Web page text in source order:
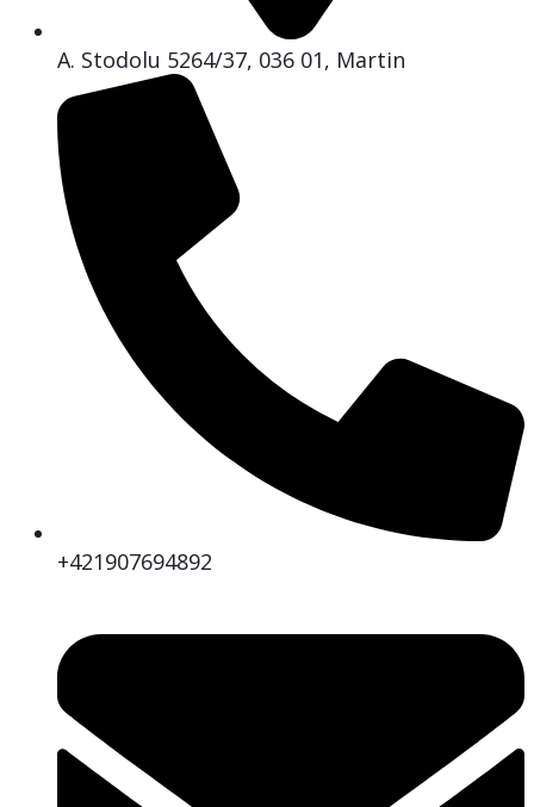
A. Stodolu 5264/37, 036 01, Martin
+421907694892